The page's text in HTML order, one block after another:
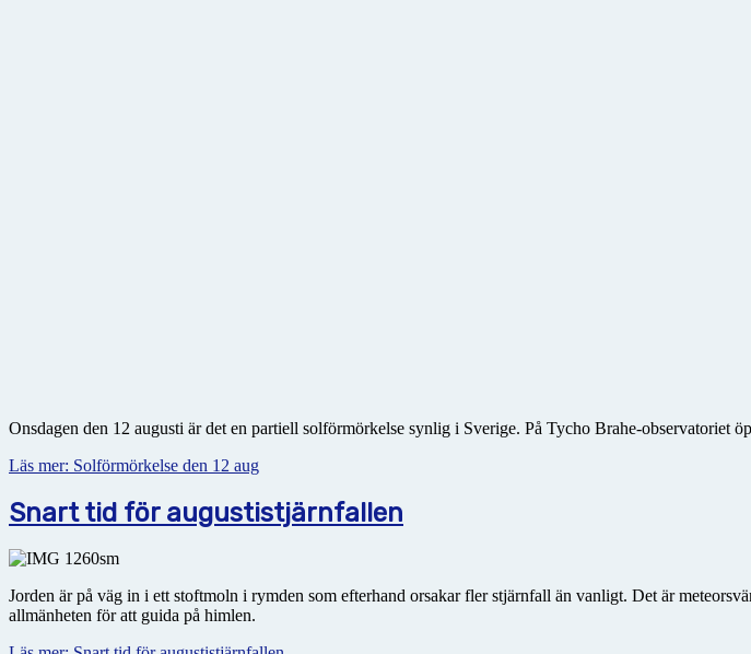
Onsdagen den 12 augusti är det en partiell solförmörkelse synlig i Sverige. På Tycho Brahe-observatoriet
Läs mer: Solförmörkelse den 12 aug
Snart tid för augustistjärnfallen
Jorden är på väg in i ett stoftmoln i rymden som efterhand orsakar fler stjärnfall än vanligt. Det är
allmänheten för att guida på himlen.